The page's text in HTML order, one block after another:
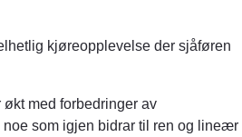
kjøreopplevelse der sjåføren
med forbedringer av
noe som igjen bidrar til ren og lineær